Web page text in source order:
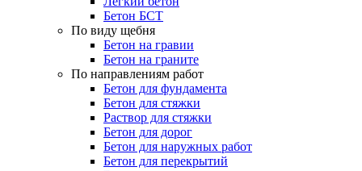
Бетон БСТ
По виду щебня
Бетон на гравии
Бетон на граните
По направлениям работ
Бетон для фундамента
Бетон для стяжки
Раствор для стяжки
Бетон для дорог
Бетон для наружных работ
Бетон для перекрытий